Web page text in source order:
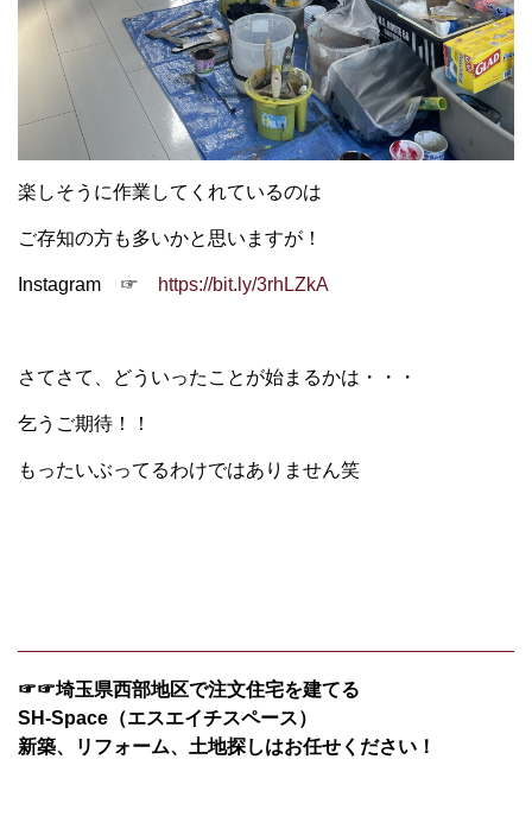
楽しそうに作業してくれているのは
ご存知の方も多いかと思いますが！
Instagram ☞ https://bit.ly/3rhLZkA
さてさて、どういったことが始まるかは・・・
乞うご期待！！
もったいぶってるわけではありません笑
☞☞埼玉県西部地区で注文住宅を建てる
SH-Space（エスエイチスペース）
新築、リフォーム、土地探しはお任せください！